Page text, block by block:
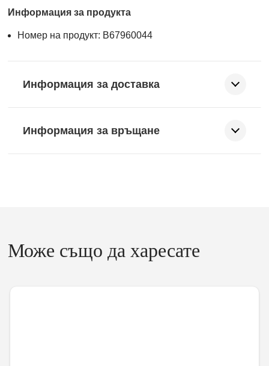
Информация за продукта
Номер на продукт: B67960044
Информация за доставка
Информация за връщане
Може също да харесате